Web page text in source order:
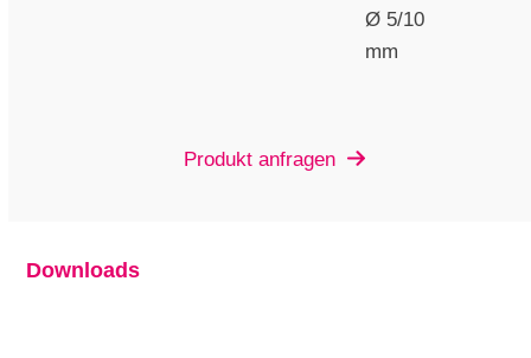
Ø 5/10
mm
Produkt anfragen
Downloads